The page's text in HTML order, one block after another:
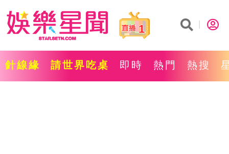
1
針線緣 請世界吃桌 即時 熱門 熱搜